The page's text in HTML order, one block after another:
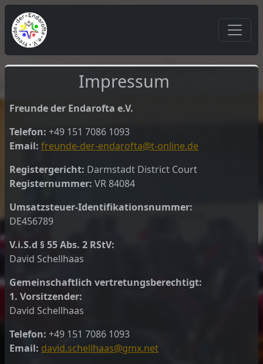
Impressum
Freunde der Endarofta e.V.
Telefon: +49 151 7086 1093
Email: freunde-der-endarofta@t-online.de
Registergericht: Darmstadt District Court
Registernummer: VR 84084
Umsatzsteuer-Identifikationsnummer:
DE456789
V.i.S.d § 55 Abs. 2 RStV:
David Schellhaas
Gemeinschaftlich vertretungsberechtigt:
1. Vorsitzender:
David Schellhaas
Telefon: +49 151 7086 1093
Email: david.schellhaas@gmx.net